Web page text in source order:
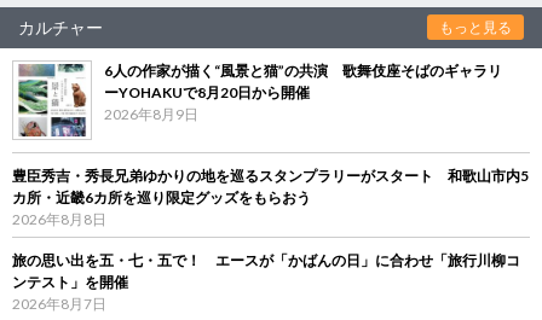
カルチャー もっと見る
6人の作家が描く“風景と猫”の共演 歌舞伎座そばのギャラリ
ーYOHAKUで8月20日から開催
2026年8月9日
豊臣秀吉・秀長兄弟ゆかりの地を巡るスタンプラリーがスタート 和歌山市内5
カ所・近畿6カ所を巡り限定グッズをもらおう
2026年8月8日
旅の思い出を五・七・五で！ エースが「かばんの日」に合わせ「旅行川柳コ
ンテスト」を開催
2026年8月7日